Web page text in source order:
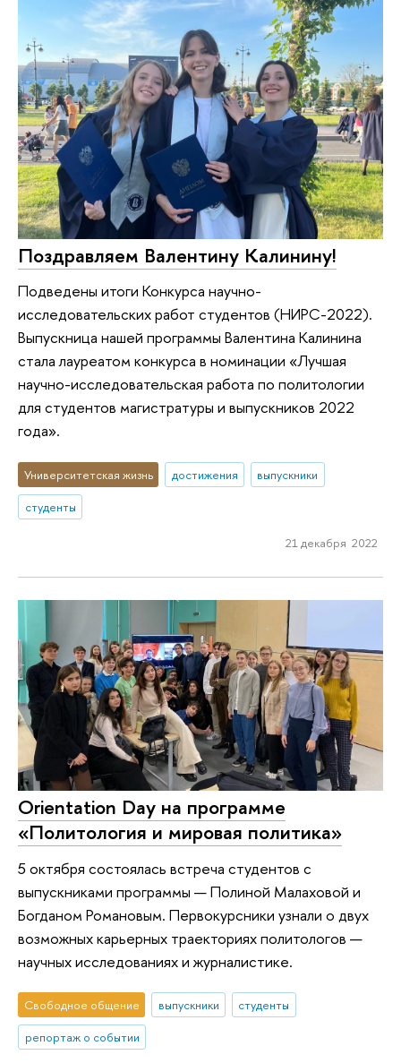
Поздравляем Валентину Калинину!
Подведены итоги Конкурса научно-
исследовательских работ студентов (НИРС-2022).
Выпускница нашей программы Валентина Калинина
стала лауреатом конкурса в номинации «Лучшая
научно-исследовательская работа по политологии
для студентов магистратуры и выпускников 2022
года».
Университетская жизнь достижения
выпускники
студенты
21 декабря 2022
Orientation Day на программе
«Политология и мировая политика»
5 октября состоялась встреча студентов с
выпускниками программы — Полиной Малаховой и
Богданом Романовым. Первокурсники узнали о двух
возможных карьерных траекториях политологов —
научных исследованиях и журналистике.
Свободное общение выпускники
студенты
репортаж о событии